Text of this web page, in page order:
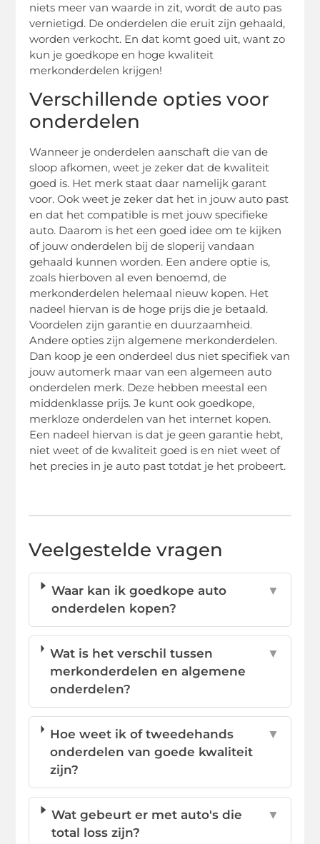
niets meer van waarde in zit, wordt de auto pas
vernietigd. De onderdelen die eruit zijn gehaald,
worden verkocht. En dat komt goed uit, want zo
kun je goedkope en hoge kwaliteit
merkonderdelen krijgen!
Verschillende opties voor
onderdelen
Wanneer je onderdelen aanschaft die van de
sloop afkomen, weet je zeker dat de kwaliteit
goed is. Het merk staat daar namelijk garant
voor. Ook weet je zeker dat het in jouw auto past
en dat het compatible is met jouw specifieke
auto. Daarom is het een goed idee om te kijken
of jouw onderdelen bij de sloperij vandaan
gehaald kunnen worden. Een andere optie is,
zoals hierboven al even benoemd, de
merkonderdelen helemaal nieuw kopen. Het
nadeel hiervan is de hoge prijs die je betaald.
Voordelen zijn garantie en duurzaamheid.
Andere opties zijn algemene merkonderdelen.
Dan koop je een onderdeel dus niet specifiek van
jouw automerk maar van een algemeen auto
onderdelen merk. Deze hebben meestal een
middenklasse prijs. Je kunt ook goedkope,
merkloze onderdelen van het internet kopen.
Een nadeel hiervan is dat je geen garantie hebt,
niet weet of de kwaliteit goed is en niet weet of
het precies in je auto past totdat je het probeert.
Veelgestelde vragen
Waar kan ik goedkope auto
onderdelen kopen?
▼
Wat is het verschil tussen
merkonderdelen en algemene
onderdelen?
▼
Hoe weet ik of tweedehands
onderdelen van goede kwaliteit
zijn?
▼
Wat gebeurt er met auto's die
total loss zijn?
▼